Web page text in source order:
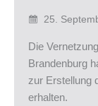
25.
Die
Brandenburg
zur Erstellung
erhalten.